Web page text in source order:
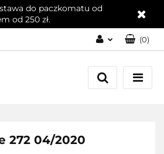
do paczkomatu od
od 250 zł.
Zaloguj się
Załóż konto
(0)
272 04/2020